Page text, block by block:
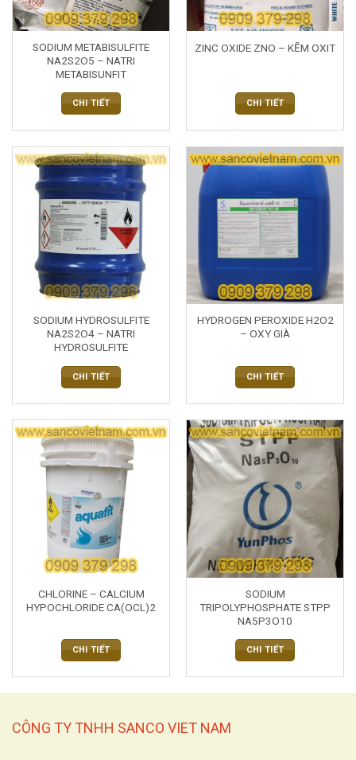
SODIUM METABISULFITE
NA2S2O5 – NATRI
METABISUNFIT
CHI TIẾT
ZINC OXIDE ZNO – KẼM OXIT
CHI TIẾT
SODIUM HYDROSULFITE
NA2S2O4 – NATRI
HYDROSULFITE
CHI TIẾT
HYDROGEN PEROXIDE H2O2
– OXY GIÀ
CHI TIẾT
CHLORINE – CALCIUM
HYPOCHLORIDE CA(OCL)2
CHI TIẾT
SODIUM
TRIPOLYPHOSPHATE STPP
NA5P3O10
CHI TIẾT
CÔNG TY TNHH SANCO VIET NAM